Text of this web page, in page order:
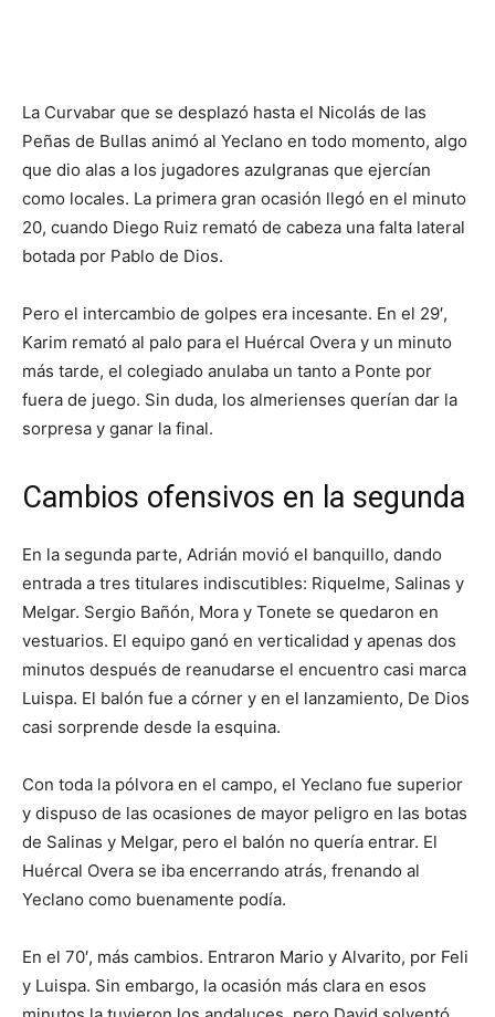
La Curvabar que se desplazó hasta el Nicolás de las
Peñas de Bullas animó al Yeclano en todo momento, algo
que dio alas a los jugadores azulgranas que ejercían
como locales. La primera gran ocasión llegó en el minuto
20, cuando Diego Ruiz remató de cabeza una falta lateral
botada por Pablo de Dios.
Pero el intercambio de golpes era incesante. En el 29′,
Karim remató al palo para el Huércal Overa y un minuto
más tarde, el colegiado anulaba un tanto a Ponte por
fuera de juego. Sin duda, los almerienses querían dar la
sorpresa y ganar la final.
Cambios ofensivos en la segunda
En la segunda parte, Adrián movió el banquillo, dando
entrada a tres titulares indiscutibles: Riquelme, Salinas y
Melgar. Sergio Bañón, Mora y Tonete se quedaron en
vestuarios. El equipo ganó en verticalidad y apenas dos
minutos después de reanudarse el encuentro casi marca
Luispa. El balón fue a córner y en el lanzamiento, De Dios
casi sorprende desde la esquina.
Con toda la pólvora en el campo, el Yeclano fue superior
y dispuso de las ocasiones de mayor peligro en las botas
de Salinas y Melgar, pero el balón no quería entrar. El
Huércal Overa se iba encerrando atrás, frenando al
Yeclano como buenamente podía.
En el 70′, más cambios. Entraron Mario y Alvarito, por Feli
y Luispa. Sin embargo, la ocasión más clara en esos